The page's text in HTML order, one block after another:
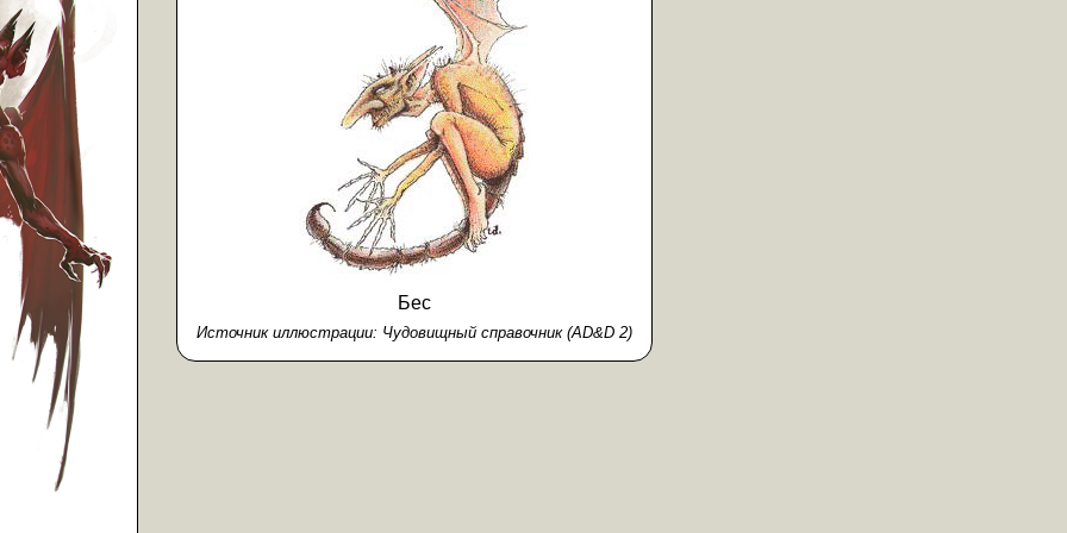
Бес
Источник иллюстрации: Чудовищный справочник (AD&D 2)